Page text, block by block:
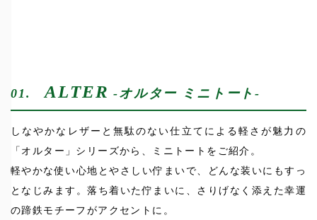
01.ALTER -オルター ミニトート-
しなやかなレザーと無駄のない仕立てによる軽さが魅力の
「オルター」シリーズから、ミニトートをご紹介。
軽やかな使い心地とやさしい佇まいで、どんな装いにもすっ
となじみます。落ち着いた佇まいに、さりげなく添えた幸運
の蹄鉄モチーフがアクセントに。